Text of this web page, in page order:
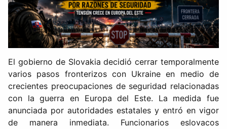
El gobierno de Slovakia decidió cerrar temporalmente
varios pasos fronterizos con Ukraine en medio de
crecientes preocupaciones de seguridad relacionadas
con la guerra en Europa del Este. La medida fue
anunciada por autoridades estatales y entró en vigor
de manera inmediata. Funcionarios eslovacos